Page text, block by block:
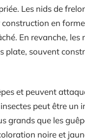
Les nids de
en
En revanche, les
plate, souvent
et peuvent
peut être un
grands que les
noire et